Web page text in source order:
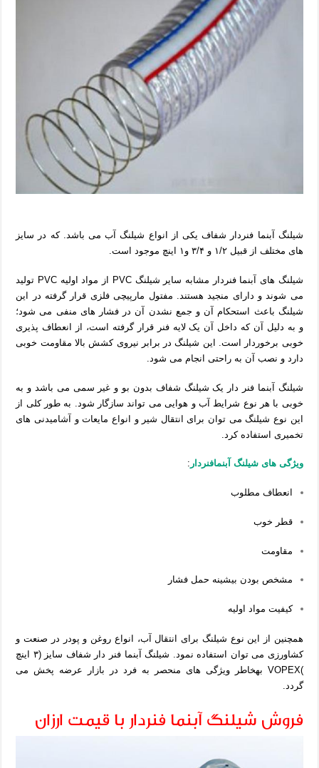
شیلنگ آبنما فنردار شفاف یکی از انواع شیلنگ آب می باشد. که در سایز
های مختلف از قبیل ۱/۲ و ۳/۴ و۱ اینچ موجود است.
شیلنگ های آبنما فنردار مشابه سایر شیلنگ PVC از مواد اولیه PVC تولید
می شوند و دارای منجید هستند. مفتول مارپیچی فلزی قرار گرفته در این
شیلنگ باعث استحکام آن و جمع نشدن آن در فشار های منفی می شود؛
و به دلیل آن که داخل آن یک لایه فنر قرار گرفته است، از انعطاف پذیری
خوبی برخوردار است.
این شیلنگ در برابر نیروی کشش بالا مقاومت خوبی
دارد و نصب آن به راحتی انجام می شود.
شیلنگ آبنما فنر دار یک شیلنگ شفاف بدون بو و غیر سمی می باشد و به
خوبی با هر نوع شرایط آب و هوایی می تواند سازگار شود. به طور کلی از
این نوع شیلنگ می توان برای انتقال شیر و انواع مایعات و آشامیدنی های
تخمیری استفاده کرد.
ویژگی های شیلنگ آبنمافنردار :
انعطاف مطلوب
قطر خوب
مقاومت
مشخص بودن بیشینه حمل فشار
کیفیت مواد اولیه
همچنین از این نوع شیلنگ برای انتقال آب، انواع روغن و پودر در صنعت و
کشاورزی می توان استفاده نمود.
شیلنگ آبنما فنر دار شفاف سایز (۳ اینچ
)VOPEX به
خاطر ویژگی های منحصر به فرد در بازار عرضه پخش می
گردد.
فروش شیلنگ آبنما فنردار با قیمت ارزان